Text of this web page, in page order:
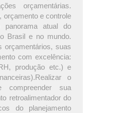
orçamentárias.
orçamento e controle
panorama atual do
Brasil e no mundo.
orçamentários, suas
com excelência:
produção etc.) e
o
compreender sua
retroalimentador do
do planejamento